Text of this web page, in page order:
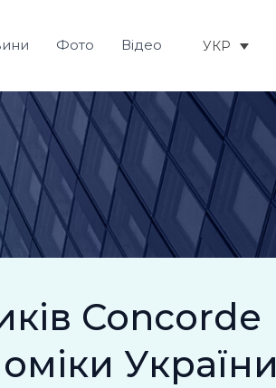
Фото Відео УКР
Concorde
України